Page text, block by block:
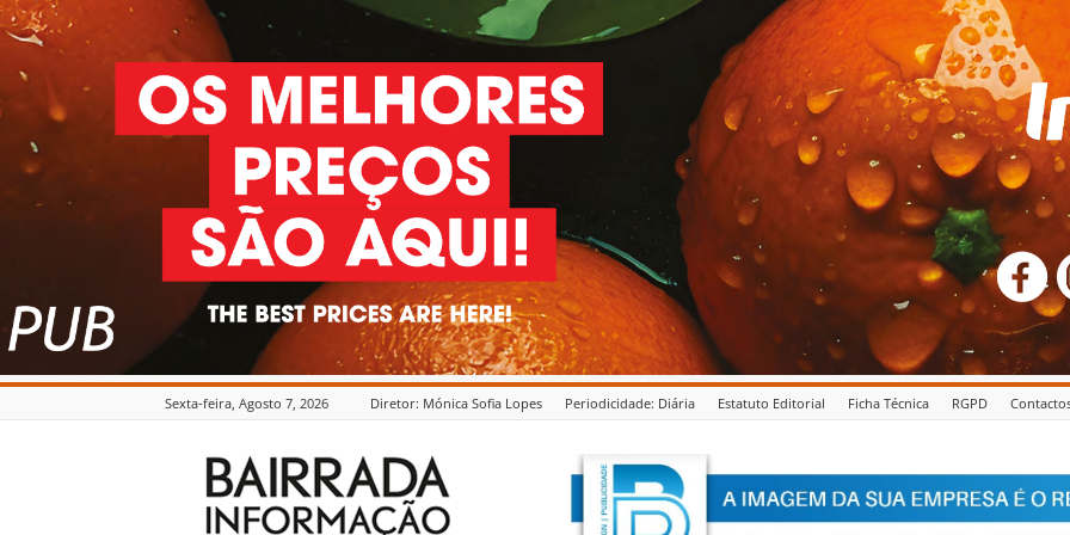
Sexta-feira, Agosto 7, 2026 Diretor: Mónica Sofia Lopes Periodicidade: Diária Estatuto Editorial Ficha Técnica RGPD
Bairrada
Informação